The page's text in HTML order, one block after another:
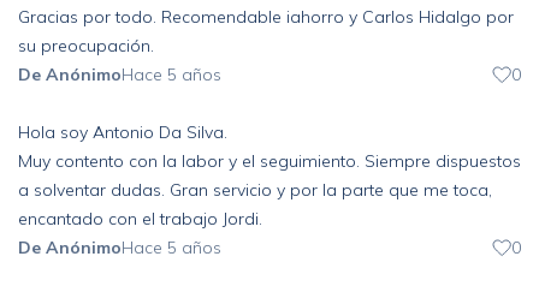
Gracias por todo. Recomendable iahorro y Carlos Hidalgo por
su preocupación.
De AnónimoHace 5 años 0
Hola soy Antonio Da Silva.
Muy contento con la labor y el seguimiento. Siempre dispuestos
a solventar dudas. Gran servicio y por la parte que me toca,
encantado con el trabajo Jordi.
De AnónimoHace 5 años 0